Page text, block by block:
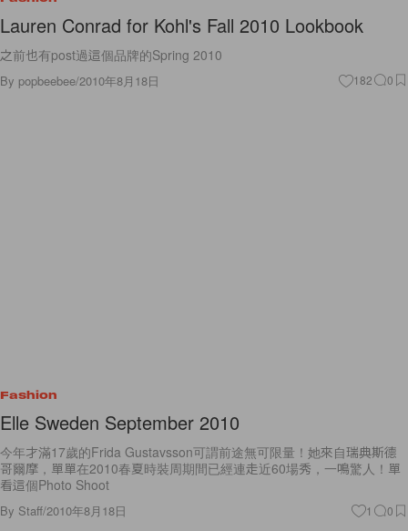
Lauren Conrad for Kohl's Fall 2010 Lookbook
之前也有post過這個品牌的Spring 2010
By popbeebee/2010年8月18日 182 0
Fashion
Elle Sweden September 2010
今年才滿17歲的Frida Gustavsson可謂前途無可限量！她來自瑞典斯德
哥爾摩，單單在2010春夏時裝周期間已經連走近60場秀，一鳴驚人！單
看這個Photo Shoot
By Staff/2010年8月18日 1 0